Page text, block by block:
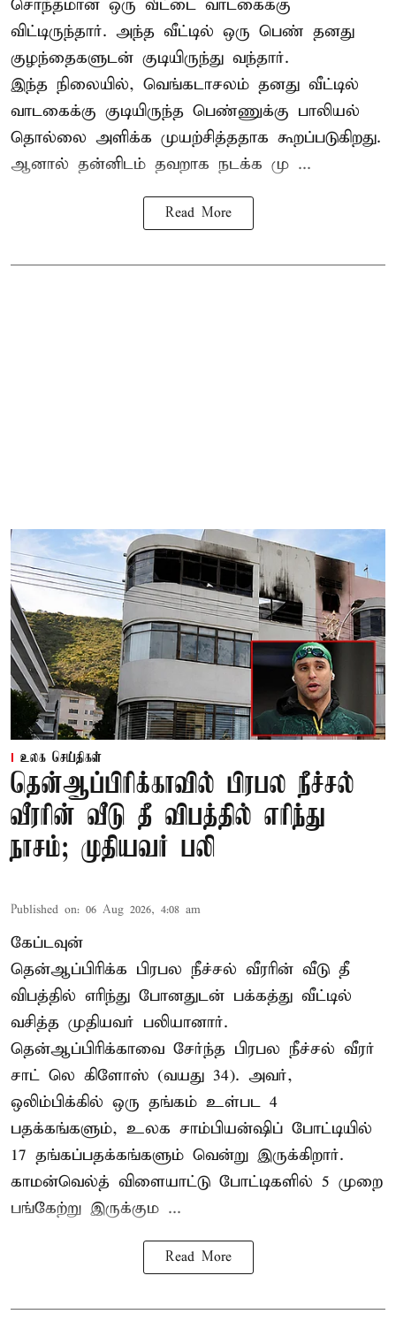
சொந்தமான ஒரு வீட்டை வாடகைக்கு
விட்டிருந்தார். அந்த வீட்டில் ஒரு பெண் தனது
குழந்தைகளுடன் குடியிருந்து வந்தார்.
இந்த நிலையில், வெங்கடாசலம் தனது வீட்டில்
வாடகைக்கு குடியிருந்த பெண்ணுக்கு பாலியல்
தொல்லை அளிக்க முயற்சித்ததாக கூறப்படுகிறது.
ஆனால் தன்னிடம் தவறாக நடக்க மு ...
Read More
உலக செய்திகள்
தென்ஆப்பிரிக்காவில் பிரபல நீச்சல்
வீரரின் வீடு தீ விபத்தில் எரிந்து
நாசம்; முதியவர் பலி
Published on: 06 Aug 2026, 4:08 am
கேப்டவுன்
தென்ஆப்பிரிக்க பிரபல நீச்சல் வீரரின் வீடு தீ
விபத்தில் எரிந்து போனதுடன் பக்கத்து வீட்டில்
வசித்த முதியவர் பலியானார்.
தென்ஆப்பிரிக்காவை சேர்ந்த பிரபல நீச்சல் வீரர்
சாட் லெ கிளோஸ் (வயது 34). அவர்,
ஒலிம்பிக்கில் ஒரு தங்கம் உள்பட 4
பதக்கங்களும், உலக சாம்பியன்ஷிப் போட்டியில்
17 தங்கப்பதக்கங்களும் வென்று இருக்கிறார்.
காமன்வெல்த் விளையாட்டு போட்டிகளில் 5 முறை
பங்கேற்று இருக்கும ...
Read More